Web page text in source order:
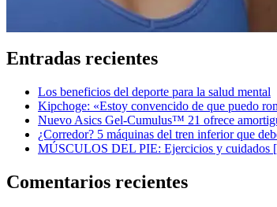
Entradas recientes
Los beneficios del deporte para la salud mental
Kipchoge: «Estoy convencido de que puedo
Nuevo Asics Gel-Cumulus™ 21 ofrece
¿Corredor? 5 máquinas del tren inferior que
MÚSCULOS DEL PIE: Ejercicios y cuidados
Comentarios recientes